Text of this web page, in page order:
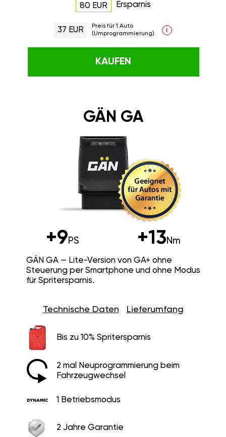
80 EUR Ersparnis
37 EUR
Preis für 1 Auto
(Umprogrammierung)
i
KAUFEN
GÄN GA
+9PS +13Nm
GÄN GA — Lite-Version von GA+ ohne
Steuerung per Smartphone und ohne Modus
für Spritersparnis.
Technische Daten Lieferumfang
Bis zu 10% Spritersparnis
2 mal Neuprogrammierung beim
Fahrzeugwechsel
1 Betriebsmodus
2 Jahre Garantie